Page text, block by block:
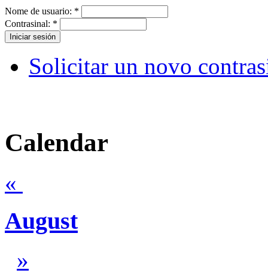
Nome de usuario: *
Contrasinal: *
Solicitar un novo
Calendar
«
August
»